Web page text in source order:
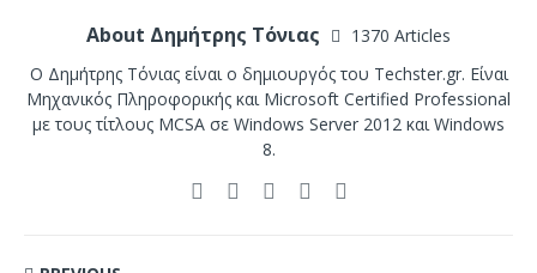
About Δημήτρης Τόνιας
1370 Articles
Ο Δημήτρης Τόνιας είναι ο δημιουργός του Techster.gr. Είναι
Μηχανικός Πληροφορικής και Microsoft Certified Professional
με τους τίτλους MCSA σε Windows Server 2012 και Windows
8.